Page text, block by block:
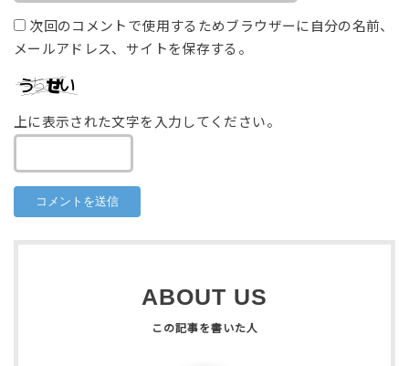
次回のコメントで使用するためブラウザーに自分の名前、
メールアドレス、サイトを保存する。
上に表示された文字を入力してください。
ABOUT US